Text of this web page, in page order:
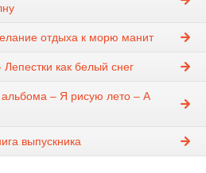
отдыха к морю манит
как белый снег
– Я рисую лето – А
выпускника